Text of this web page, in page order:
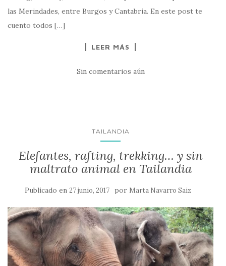
las Merindades, entre Burgos y Cantabria. En este post te
cuento todos […]
LEER MÁS
Sin comentarios aún
TAILANDIA
Elefantes, rafting, trekking… y sin
maltrato animal en Tailandia
Publicado en 27 junio, 2017 por Marta Navarro Saiz